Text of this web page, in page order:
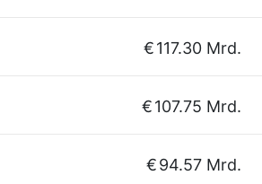
€117.30 Mrd.
€107.75 Mrd.
€94.57 Mrd.